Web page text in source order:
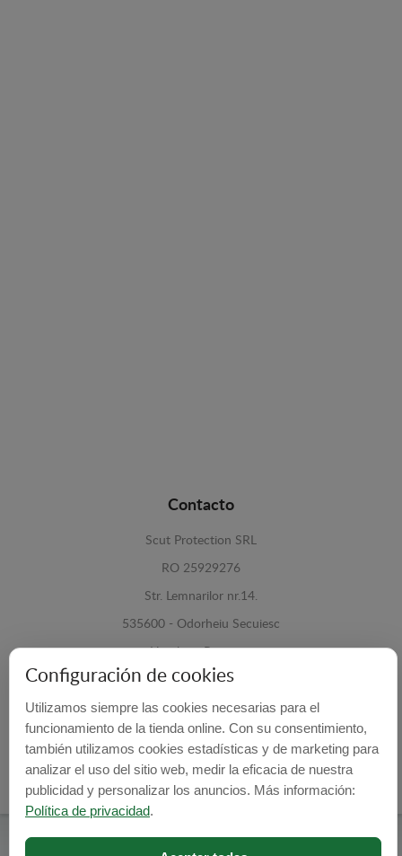
Contacto
Scut Protection SRL
RO 25929276
Str. Lemnarilor nr.14.
535600 - Odorheiu Secuiesc
Harghita, Romania
Site: www.cubrecarter.com
Configuración de cookies
Utilizamos siempre las cookies necesarias para el
funcionamiento de la tienda online. Con su consentimiento,
también utilizamos cookies estadísticas y de marketing para
analizar el uso del sitio web, medir la eficacia de nuestra
publicidad y personalizar los anuncios. Más información:
Política de privacidad.